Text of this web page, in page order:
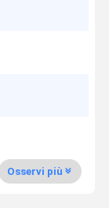
Osservi più